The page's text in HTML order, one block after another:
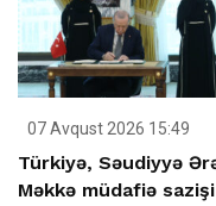
07 Avqust 2026 15:49
Türkiyə, Səudiyyə
Məkkə müdafiə